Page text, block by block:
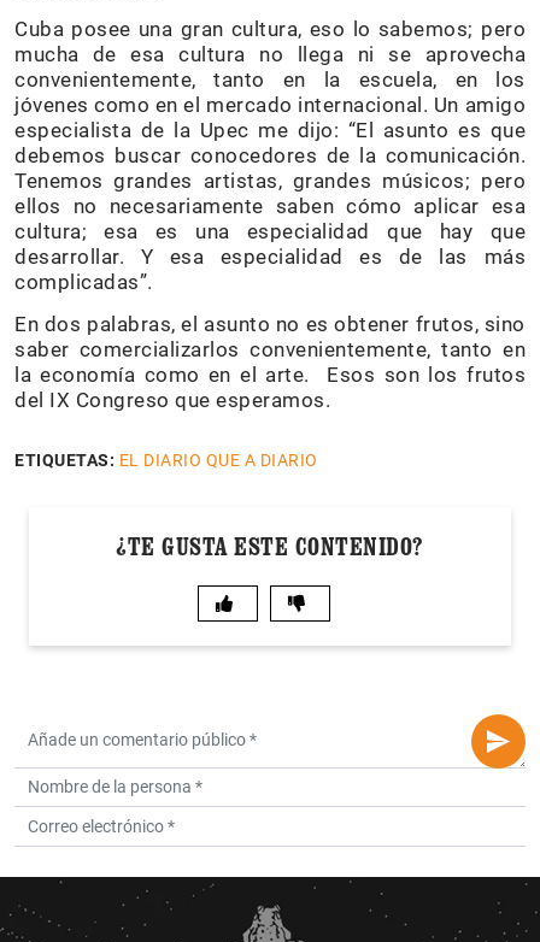
Cuba posee una gran cultura, eso lo sabemos; pero
mucha de esa cultura no llega ni se aprovecha
convenientemente, tanto en la escuela, en los
jóvenes como en el mercado internacional. Un amigo
especialista de la Upec me dijo: “El asunto es que
debemos buscar conocedores de la comunicación.
Tenemos grandes artistas, grandes músicos; pero
ellos no necesariamente saben cómo aplicar esa
cultura; esa es una especialidad que hay que
desarrollar. Y esa especialidad es de las más
complicadas”.
En dos palabras, el asunto no es obtener frutos, sino
saber comercializarlos convenientemente, tanto en
la economía como en el arte. Esos son los frutos
del IX Congreso que esperamos.
ETIQUETAS: EL DIARIO QUE A DIARIO
¿TE GUSTA ESTE CONTENIDO?